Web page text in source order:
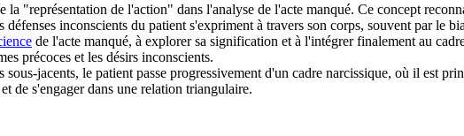
"représentation de l'action" dans l'analyse de l'acte manqué. Ce concept
inconscients du patient s'expriment à travers son corps, souvent par le
de l'acte manqué, à explorer sa signification et à l'intégrer finalement au
précoces et les désirs inconscients.
sous-jacents, le patient passe progressivement d'un cadre narcissique, où il est
de s'engager dans une relation triangulaire.